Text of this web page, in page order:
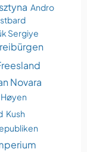
Andro
Sergiye
Novara
Høyen
Kush